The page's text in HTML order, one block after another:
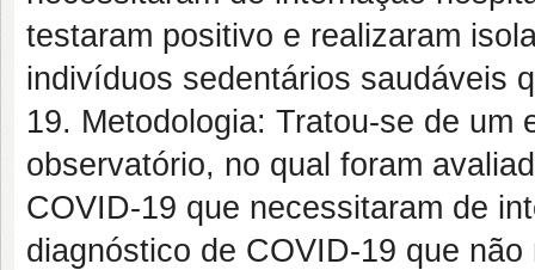
testaram positivo e realizaram
indivíduos sedentários saudáveis
19. Metodologia: Tratou-se de
observatório, no qual foram
COVID-19 que necessitaram de
diagnóstico de COVID-19 que